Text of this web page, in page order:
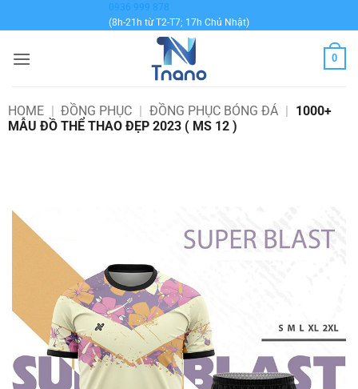
qua
dung
0936 999 878
(8h-21h từ T2-T7; 17h Chủ Nhật)
0
HOME | ĐỒNG PHỤC | ĐỒNG PHỤC BÓNG ĐÁ | 1000+
MẪU ĐỒ THỂ THAO ĐẸP 2023 ( MS 12 )